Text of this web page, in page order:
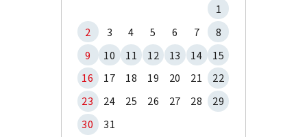
1
2
3 4 5 6 7
8
9
10 11 12 13 14
15
16
17 18 19 20 21
22
23
24 25 26 27 28
29
30
31